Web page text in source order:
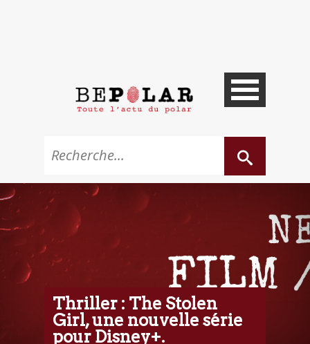
Thriller : The Stolen
Girl, une nouvelle série
pour Disney+.